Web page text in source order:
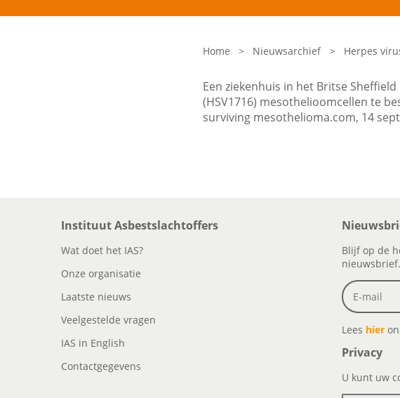
Home > Nieuwsarchief > Herpes
Een ziekenhuis in het Britse
(HSV1716) mesothelioomcellen te
surviving mesothelioma.com, 14
Instituut Asbestslachtoffers
Wat doet het IAS?
Onze organisatie
Laatste nieuws
Veelgestelde vragen
IAS in English
Contactgegevens
Blijf op de
nieuwsbrief.
Lees hier
Privacy
U kunt uw